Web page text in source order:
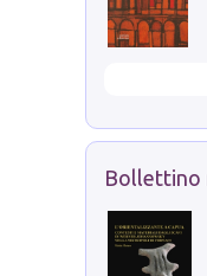
Bollettino